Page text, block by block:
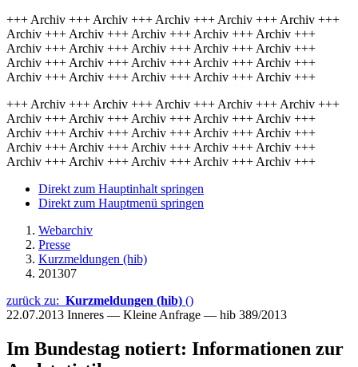
+++ Archiv +++ Archiv +++ Archiv +++ Archiv +++ Archiv +++
Archiv +++ Archiv +++ Archiv +++ Archiv +++ Archiv +++
Archiv +++ Archiv +++ Archiv +++ Archiv +++ Archiv +++
Archiv +++ Archiv +++ Archiv +++ Archiv +++ Archiv +++
Archiv +++ Archiv +++ Archiv +++ Archiv +++ Archiv +++
+++ Archiv +++ Archiv +++ Archiv +++ Archiv +++ Archiv +++
Archiv +++ Archiv +++ Archiv +++ Archiv +++ Archiv +++
Archiv +++ Archiv +++ Archiv +++ Archiv +++ Archiv +++
Archiv +++ Archiv +++ Archiv +++ Archiv +++ Archiv +++
Archiv +++ Archiv +++ Archiv +++ Archiv +++ Archiv +++
Direkt zum Hauptinhalt springen
Direkt zum Hauptmenü springen
Webarchiv
Presse
Kurzmeldungen (hib)
201307
zurück zu: Kurzmeldungen (hib) ()
22.07.2013 Inneres — Kleine Anfrage — hib 389/2013
Im Bundestag notiert: Informationen zur